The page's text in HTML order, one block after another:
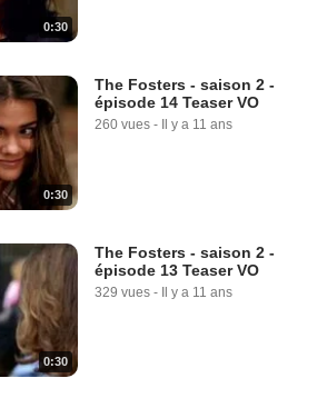
0:30
0:30
The Fosters - saison 2 -
épisode 14 Teaser VO
260 vues - Il y a 11 ans
0:30
The Fosters - saison 2 -
épisode 13 Teaser VO
329 vues - Il y a 11 ans